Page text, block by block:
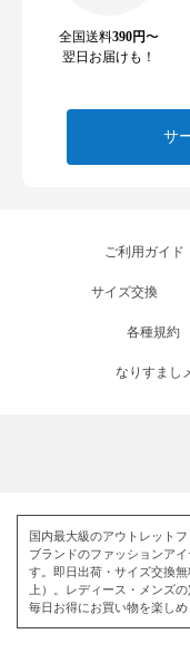
全国送料390円〜
翌日お届けも！
サ
ご利用ガイド
サイズ交換
各種規約
なりすまし
国内最大級のアウトレット
ブランドのファッションア
す。即日出荷・サイズ交換
上）。レディース・メンズ
毎日お得にお買い物を楽しめ